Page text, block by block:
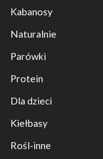
Kabanosy
Naturalnie
Parówki
Protein
Dla dzieci
Kiełbasy
Rośl-inne